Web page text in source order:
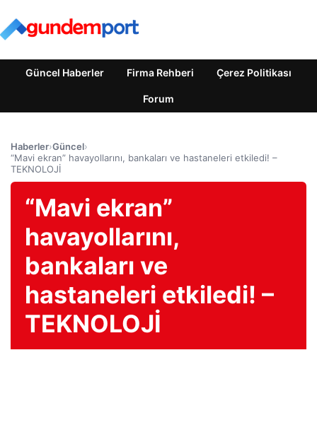
Güncel Haberler Firma Rehberi Çerez Politikası
Forum
Haberler›Güncel›
“Mavi ekran” havayollarını, bankaları ve hastaneleri etkiledi! –
TEKNOLOJİ
“Mavi ekran”
havayollarını,
bankaları ve
hastaneleri etkiledi! –
TEKNOLOJİ